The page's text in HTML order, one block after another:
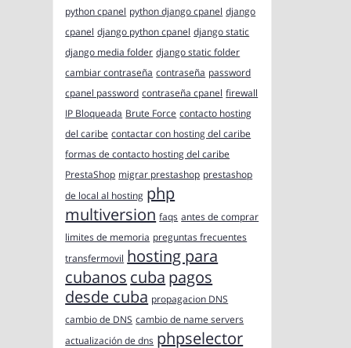
python cpanel python django cpanel django
cpanel django python cpanel django static
django media folder django static folder
cambiar contraseña contraseña password
cpanel password contraseña cpanel firewall
IP Bloqueada Brute Force contacto hosting
del caribe contactar con hosting del caribe
formas de contacto hosting del caribe
PrestaShop migrar prestashop prestashop
de local al hosting php
multiversion faqs antes de comprar
limites de memoria preguntas frecuentes
transfermovil hosting para
cubanos cuba pagos
desde cuba propagacion DNS
cambio de DNS cambio de name servers
actualización de dns phpselector